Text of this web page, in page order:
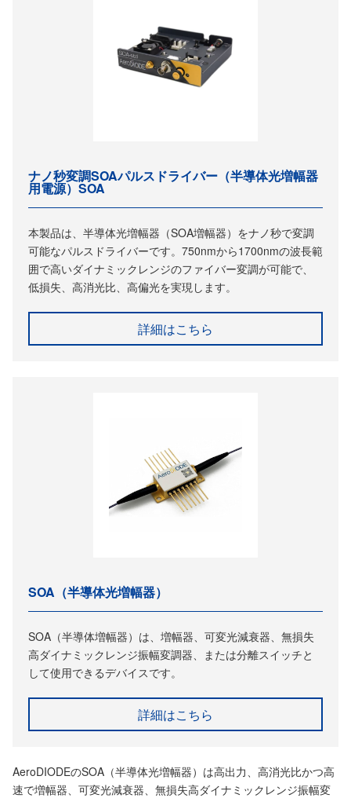
ナノ秒変調SOAパルスドライバー（半導体光増幅器
用電源）SOA
本製品は、半導体光増幅器（SOA増幅器）をナノ秒で変調
可能なパルスドライバーです。750nmから1700nmの波長範
囲で高いダイナミックレンジのファイバー変調が可能で、
低損失、高消光比、高偏光を実現します。
詳細はこちら
SOA（半導体光増幅器）
SOA（半導体増幅器）は、増幅器、可変光減衰器、無損失
高ダイナミックレンジ振幅変調器、または分離スイッチと
して使用できるデバイスです。
詳細はこちら
AeroDIODEのSOA（半導体光増幅器）は高出力、高消光比かつ高
速で増幅器、可変光減衰器、無損失高ダイナミックレンジ振幅変